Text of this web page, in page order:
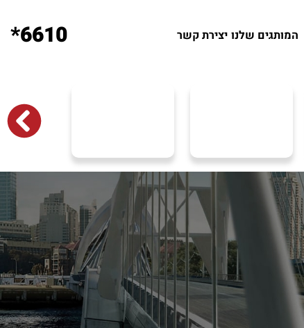
המותגים שלנו יצירת קשר 6610*